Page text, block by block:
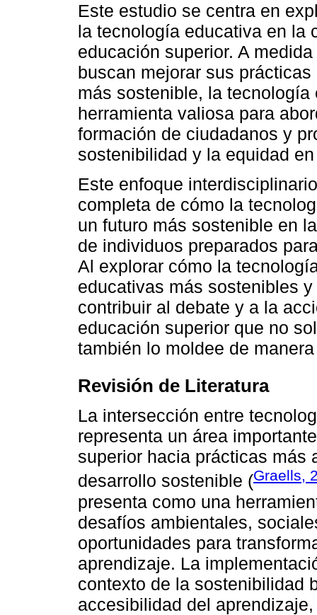
Este estudio se centra en
la tecnología educativa en la
educación superior. A
buscan mejorar sus
más sostenible, la
herramienta valiosa para
formación de ciudadanos y
sostenibilidad y la equidad
Este enfoque
completa de cómo la
un futuro más sostenible en
de individuos preparados
Al explorar cómo la
educativas más sostenibles
contribuir al debate y a la
educación superior que no
también lo moldee de
Revisión de Literatura
La intersección entre
representa un área
superior hacia prácticas más
desarrollo sostenible (Graells,
presenta como una
desafíos ambientales,
oportunidades para
aprendizaje. La
contexto de la sostenibilidad
accesibilidad del